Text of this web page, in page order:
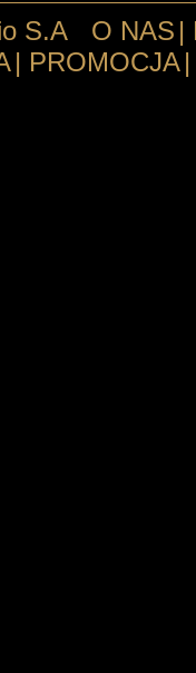
S.A O NAS |
| PROMOCJA |